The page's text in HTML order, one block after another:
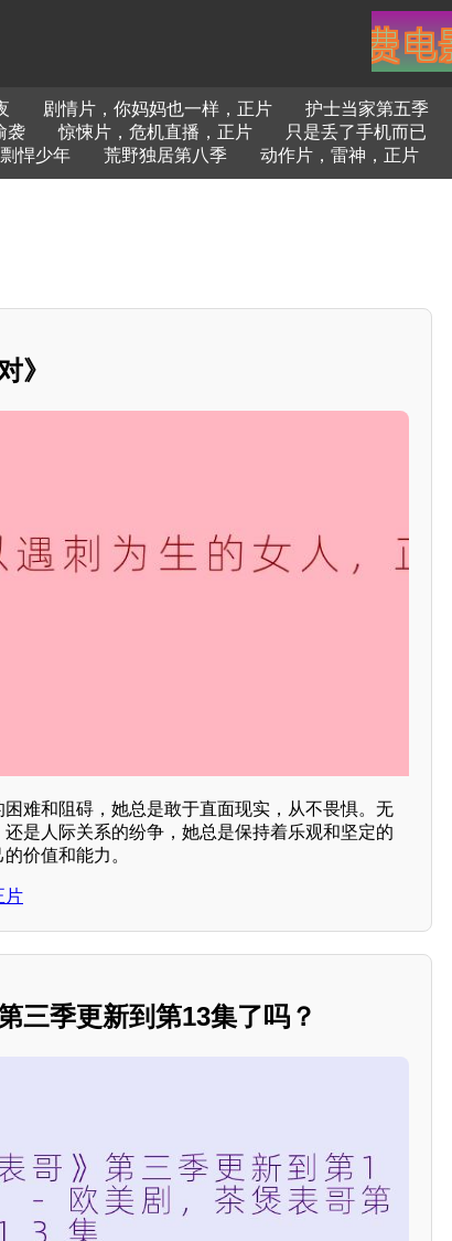
剧情片，你妈妈也一样，正片 护士当家第五季
袭 惊悚片，危机直播，正片 只是丢了手机而已
剽悍少年 荒野独居第八季 动作片，雷神，正片
》
难和阻碍，她总是敢于直面现实，从不畏惧。无
是人际关系的纷争，她总是保持着乐观和坚定的
价值和能力。
片
三季更新到第13集了吗？